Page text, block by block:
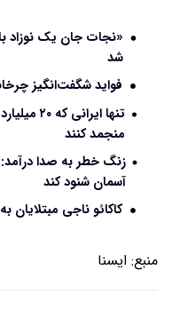
«نجات جان یک نوزاد
شد
فواید شگفت‌انگیز
تنها
منجمد کنند
زنگ خطر به صدا
آسمان شنود کند
کاکائو ناجی مبتلایان
منبع: ايسنا